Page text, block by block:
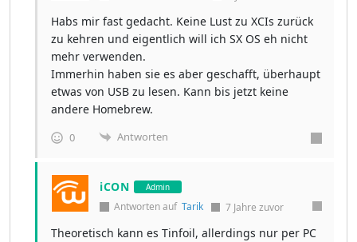
Habs mir fast gedacht. Keine Lust zu XCIs zurück
zu kehren und eigentlich will ich SX OS eh nicht
mehr verwenden.
Immerhin haben sie es aber geschafft, überhaupt
etwas von USB zu lesen. Kann bis jetzt keine
andere Homebrew.
0 Antworten
iCON Admin
Antworten auf Tarik 7 Jahre zuvor
Theoretisch kann es Tinfoil, allerdings nur per PC